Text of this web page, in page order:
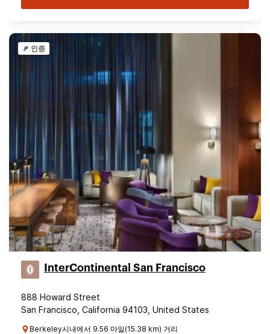
인증
InterContinental San Francisco
888 Howard Street
San Francisco, California 94103, United States
Berkeley시내에서 9.56 마일(15.38 km) 거리